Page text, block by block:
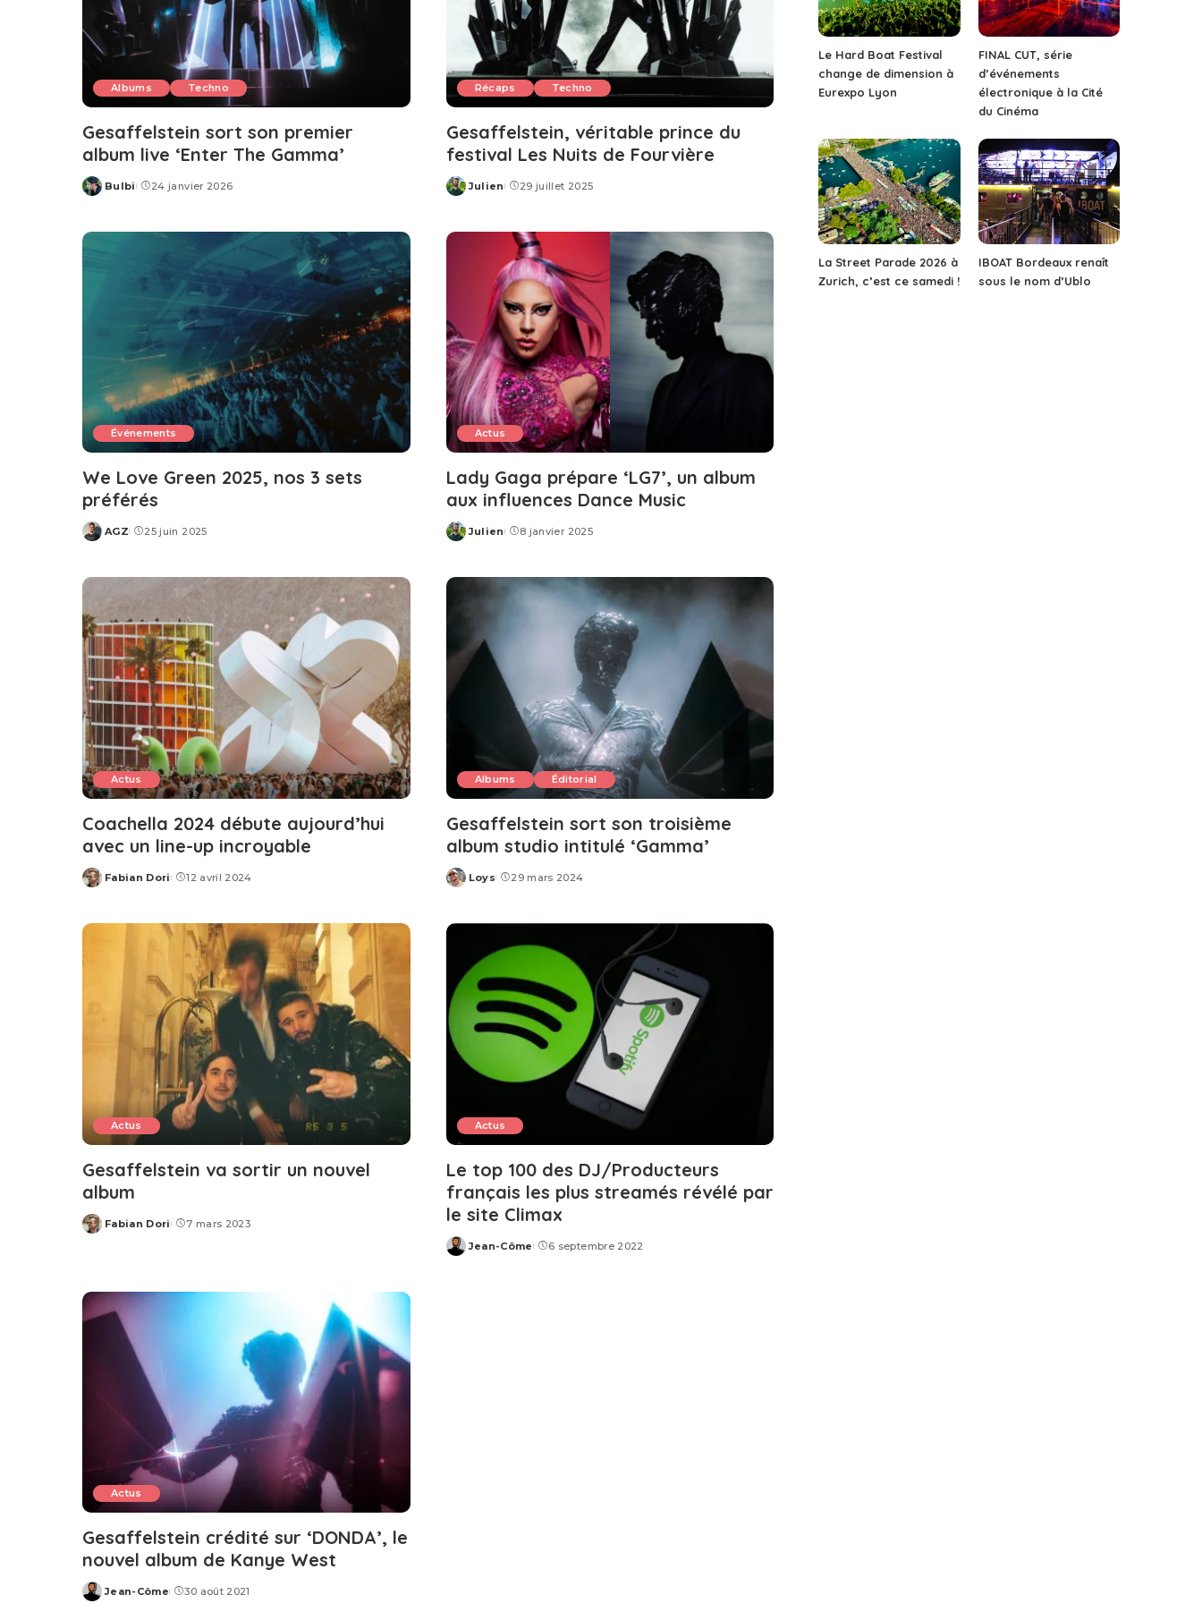
Albums Techno
Gesaffelstein sort son premier
album live ‘Enter The Gamma’
Posted
Bulbi 24 janvier 2026
Récaps Techno
Gesaffelstein, véritable prince du
festival Les Nuits de Fourvière
Posted
Julien 29 juillet 2025
Événements
We Love Green 2025, nos 3 sets
préférés
Posted
AGZ 25 juin 2025
Actus
Lady Gaga prépare ‘LG7’, un album
aux influences Dance Music
Posted
Julien 8 janvier 2025
Actus
Coachella 2024 débute aujourd’hui
avec un line-up incroyable
Posted
Fabian Dori 12 avril 2024
Albums Éditorial
Gesaffelstein sort son troisième
album studio intitulé ‘Gamma’
Posted
Loys 29 mars 2024
Actus
Gesaffelstein va sortir un nouvel
album
Posted
Fabian Dori 7 mars 2023
Actus
Le top 100 des DJ/Producteurs
français les plus streamés révélé par
le site Climax
Posted
Jean-Côme 6 septembre 2022
Actus
Gesaffelstein crédité sur ‘DONDA’, le
nouvel album de Kanye West
Posted
Jean-Côme 30 août 2021
Le Hard Boat Festival
change de dimension à
Eurexpo Lyon
FINAL CUT, série
d’événements
électronique à la Cité
du Cinéma
La Street Parade 2026 à
Zurich, c’est ce samedi !
IBOAT Bordeaux renaît
sous le nom d’Ublo